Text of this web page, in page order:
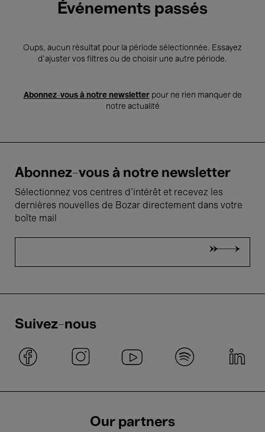
Événements passés
Oups, aucun résultat pour la période sélectionnée. Essayez
d’ajuster vos filtres ou de choisir une autre période.
Abonnez-vous à notre newsletterpour ne rien manquer de
notre actualité
Abonnez-vous à notre newsletter
Sélectionnez vos centres d'intérêt et recevez les
dernières nouvelles de Bozar directement dans votre
boîte mail
Suivez-nous
Our partners